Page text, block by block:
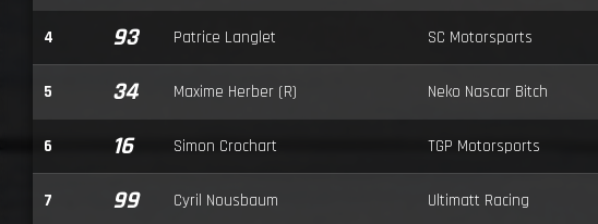
4 93 Patrice Langlet SC Motorsports
5 34 Maxime Herber (R) Neko Nascar Bitch
6 16 Simon Crochart TGP Motorsports
7 99 Cyril Nousbaum Ultimatt Racing